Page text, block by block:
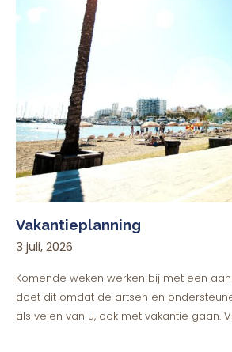
Vakantieplanning
3 juli, 2026
Komende weken werken bij met een
doet dit omdat de artsen en
als velen van u, ook met vakantie gaan.